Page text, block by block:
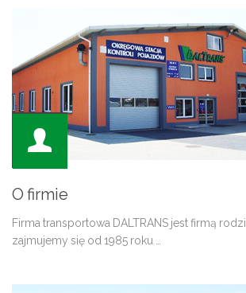
O firmie
Firma transportowa DALTRANS jest firmą
zajmujemy się od 1985 roku …